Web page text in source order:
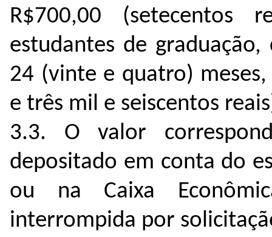
R$700,00 (setecentos
estudantes de
24 (vinte e quatro)
e três mil e seiscentos
3.3. O valor
depositado em conta do
ou na Caixa
interrompida por